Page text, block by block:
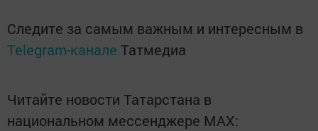
Следите за самым важным и интересным в
Telegram-канале Татмедиа
Читайте новости Татарстана в
национальном мессенджере MАХ: